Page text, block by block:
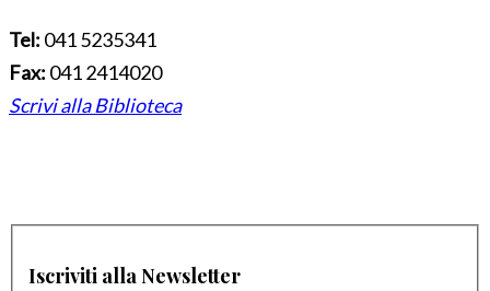
Tel: 041 5235341
Fax: 041 2414020
Scrivi alla Biblioteca
Iscriviti alla Newsletter